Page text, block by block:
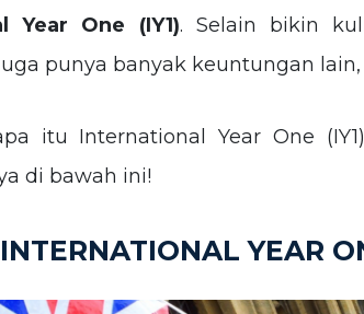
Year One (IY1). Selain bikin
punya banyak keuntungan lain,
itu International Year One
di bawah ini!
YEAR